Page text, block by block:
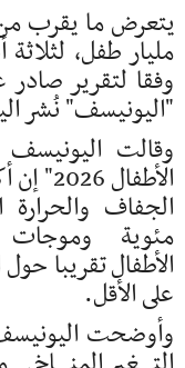
مليار طفل،
وفقا لتقرير
"اليونيسف" نُشر
وقالت اليونيسف
مئوية
الأطفال تقريبا
على الأقل.
وأوضحت